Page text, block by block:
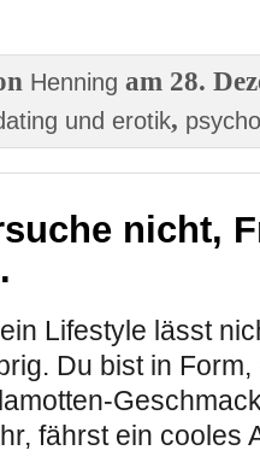
Henning am 28.
und erotik,
nicht,
Lifestyle lässt
Du bist in
fährst ein cooles